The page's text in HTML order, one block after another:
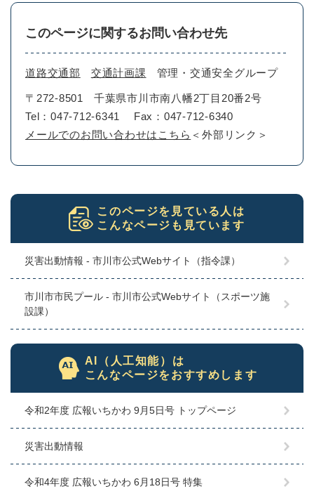
このページに関するお問い合わせ先
道路交通部 交通計画課 管理・交通安全グループ
〒272-8501
千葉県市川市南八幡2丁目20番2号
Tel：047-712-6341
Fax：047-712-6340
メールでのお問い合わせはこちら ＜外部リンク＞
このページを見ている人は
こんなページも見ています
災害出動情報 - 市川市公式Webサイト（指令課）
市川市市民プール - 市川市公式Webサイト（スポーツ施
設課）
AI（人工知能）は
こんなページをおすすめします
令和2年度 広報いちかわ 9月5日号 トップページ
災害出動情報
令和4年度 広報いちかわ 6月18日号 特集